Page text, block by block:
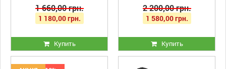
1 660,00 грн.
1 180,00 грн.
Купить
2 200,00 грн.
1 580,00 грн.
Купить